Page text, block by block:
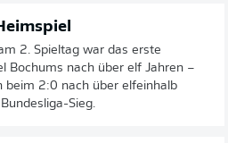
2. Spieltag war das erste
Bochums nach über elf Jahren –
beim 2:0 nach über elfeinhalb
Sieg.